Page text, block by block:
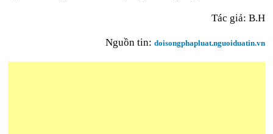
Tác giả: B.H
Nguồn tin: doisongphapluat.nguoiduatin.vn